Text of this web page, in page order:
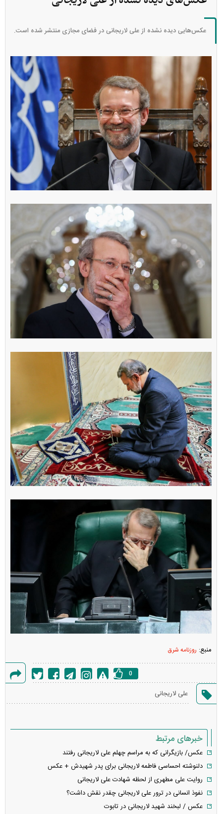
عکس‌هایی دیده نشده از علی لاریجانی در فضای مجازی منتشر شده است.
منبع: روزنامه شرق
خطا
0
علی لاریجانی
خبرهای مرتبط
عکس/ بازیگرانی که به مراسم چهلم علی لاریجانی رفتند
دلنوشته احساسی فاطمه لاریجانی برای پدر شهیدش + عکس
روایت علی مطهری از لحظه شهادت علی لاریجانی
نفوذ انسانی در ترور علی لاریجانی چقدر نقش داشت؟
عکس / لبخند شهید لاریجانی در تابوت